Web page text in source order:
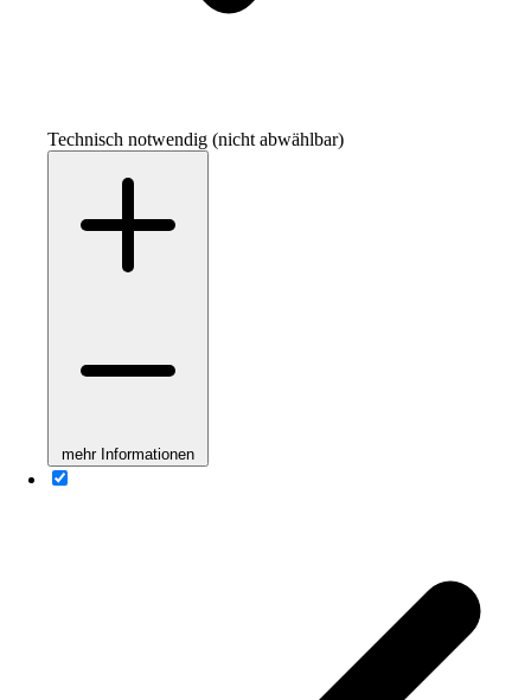
Technisch notwendig (nicht abwählbar)
mehr Informationen